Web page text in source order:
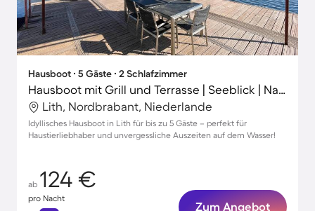
Hausboot ∙ 5 Gäste ∙ 2 Schlafzimmer
Hausboot mit Grill und Terrasse | Seeblick | Nah am Strand | Hunde erlaubt
Lith, Nordbrabant, Niederlande
Idyllisches Hausboot in Lith für bis zu 5 Gäste – perfekt für
Haustierliebhaber und unvergessliche Auszeiten auf dem Wasser!
ab 124 €
pro Nacht
Zum Angebot